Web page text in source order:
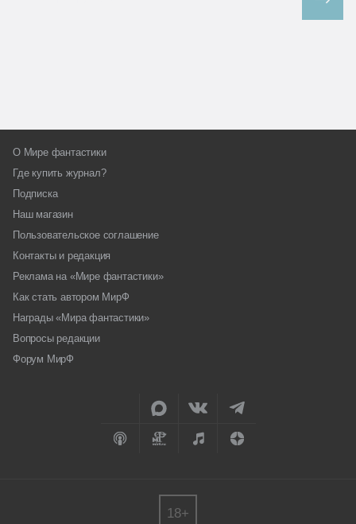
О Мире фантастики
Где купить журнал?
Подписка
Наш магазин
Пользовательское соглашение
Контакты и редакция
Реклама на «Мире фантастики»
Как стать автором МирФ
Награды «Мира фантастики»
Вопросы редакции
Форум МирФ
18+